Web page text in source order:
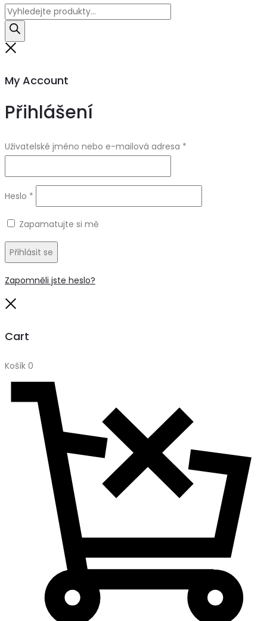
Products
search
My Account
Přihlášení
Uživatelské jméno nebo e-mailová adresa *
Heslo *
Zapamatujte si mě
Přihlásit se
Zapomněli jste heslo?
Cart
Košík 0